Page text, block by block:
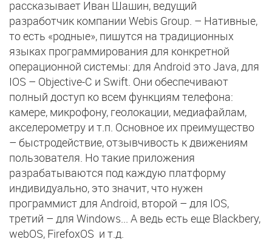
рассказывает Иван Шашин, ведущий
разработчик компании Webis Group. – Нативные,
то есть «родные», пишутся на традиционных
языках программирования для конкретной
операционной системы: для Android это Java, для
IOS – Objective-C и Swift. Они обеспечивают
полный доступ ко всем функциям телефона:
камере, микрофону, геолокации, медиафайлам,
акселерометру и т.п. Основное их преимущество
– быстродействие, отзывчивость к движениям
пользователя. Но такие приложения
разрабатываются под каждую платформу
индивидуально, это значит, что нужен
программист для Android, второй – для IOS,
третий – для Windows... А ведь есть еще Blackbery,
webOS, FirefoxOS и т.д.